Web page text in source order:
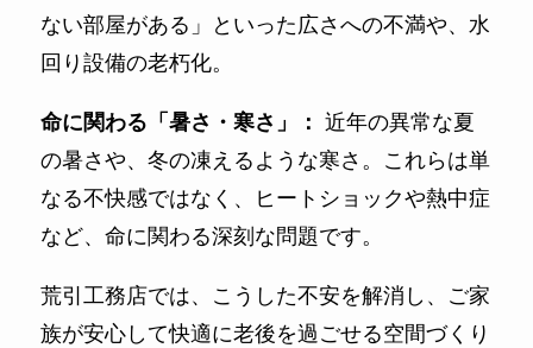
ない部屋がある」といった広さへの不満や、水
回り設備の老朽化。
命に関わる「暑さ・寒さ」： 近年の異常な夏
の暑さや、冬の凍えるような寒さ。これらは単
なる不快感ではなく、ヒートショックや熱中症
など、命に関わる深刻な問題です。
荒引工務店では、こうした不安を解消し、ご家
族が安心して快適に老後を過ごせる空間づくり